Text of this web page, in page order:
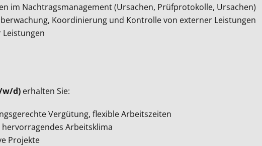
im Nachtragsmanagement (Ursachen, Prüfprotokolle, Ursachen)
Koordinierung und Kontrolle von externer Leistungen
w/d) erhalten Sie:
Vergütung, flexible Arbeitszeiten
Arbeitsklima
Projekte